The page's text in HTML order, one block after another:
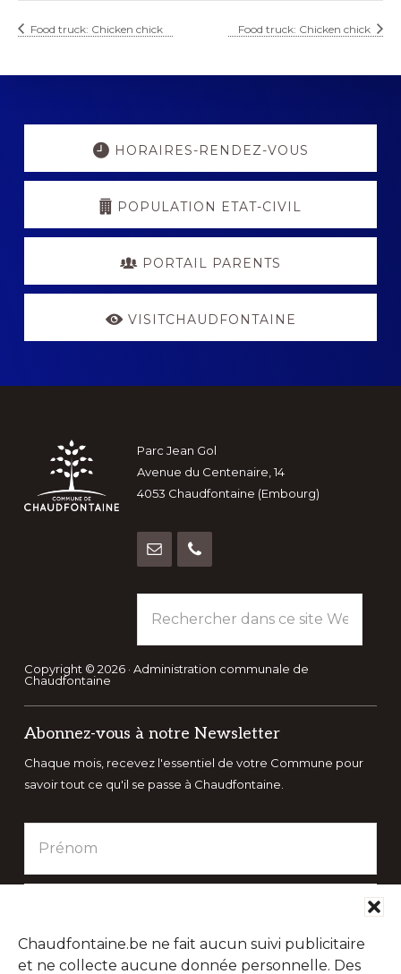
Chaudfontaine.be ne fait aucun suivi publicitaire
et ne collecte aucune donnée personnelle. Des
Food truck: Chicken chick Food truck: Chicken chick
Explore
HORAIRES-RENDEZ-VOUS
POPULATION ETAT-CIVIL
PORTAIL PARENTS
VISITCHAUDFONTAINE
Footer
Parc Jean Gol
Avenue du Centenaire, 14
4053 Chaudfontaine (Embourg)
dans
ce
site
Copyright © 2026 · Administration communale de
Chaudfontaine
Abonnez-vous à notre Newsletter
Chaque mois, recevez l'essentiel de votre Commune pour
savoir tout ce qu'il se passe à Chaudfontaine.